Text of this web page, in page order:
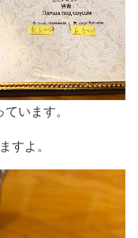
います。
すよ。